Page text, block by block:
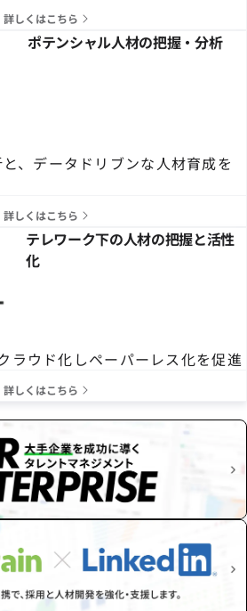
詳しくはこちら
ポテンシャル人材の把握・分析
、データドリブンな人材育成を
詳しくはこちら
テレワーク下の人材の把握と活性
化
ラウド化しペーパーレス化を促進
詳しくはこちら